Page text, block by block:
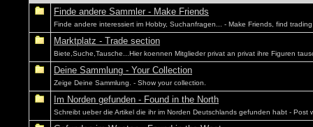
Finde andere Sammler - Make Friends
Finde andere interessiert im Hobby, Suchanfragen... - Make Friends, find
Marktplatz - Trade section
Biete,Suche,Tausche...Hier koennen Mitglieder privat an privat ihre Figuren
Deine Sammlung - Your Collection
Zeige Deine Sammlung. - Show your collection.
Im Norden gefunden - Found in the North
Schreibt ueber die Artikel die ihr im Norden Deutschlands gefunden habt -